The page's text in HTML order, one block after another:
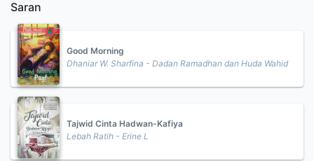
Saran
Good Morning
Dhaniar W. Sharfina - Dadan Ramadhan dan Huda Wahid
Tajwid Cinta Hadwan-Kafiya
Lebah Ratih - Erine L